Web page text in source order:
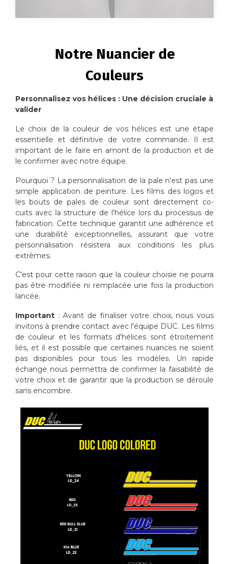
Notre Nuancier de
Couleurs
Personnalisez vos hélices : Une décision cruciale à
valider
Le choix de la couleur de vos hélices est une étape
essentielle et définitive de votre commande. Il est
important de le faire en amont de la production et de
le confirmer avec notre équipe.
Pourquoi ? La personnalisation de la pale n'est pas une
simple application de peinture. Les films des logos et
les bouts de pales de couleur sont directement co-
cuits avec la structure de l'hélice lors du processus de
fabrication. Cette technique garantit une adhérence et
une durabilité exceptionnelles, assurant que votre
personnalisation résistera aux conditions les plus
extrêmes.
C'est pour cette raison que la couleur choisie ne pourra
pas être modifiée ni remplacée une fois la production
lancée.
Important : Avant de finaliser votre choix, nous vous
invitons à prendre contact avec l'équipe DUC. Les films
de couleur et les formats d'hélices sont étroitement
liés, et il est possible que certaines nuances ne soient
pas disponibles pour tous les modèles. Un rapide
échange nous permettra de confirmer la faisabilité de
votre choix et de garantir que la production se déroule
sans encombre.